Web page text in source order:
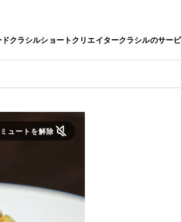
クラシルショートクリエイタークラシルのサー
ミュートを解除